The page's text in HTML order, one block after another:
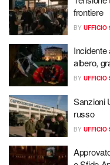
frontiere
BY UFFICIO
Incidente
albero,
BY UFFICIO
Sanzioni
russo
BY UFFICIO